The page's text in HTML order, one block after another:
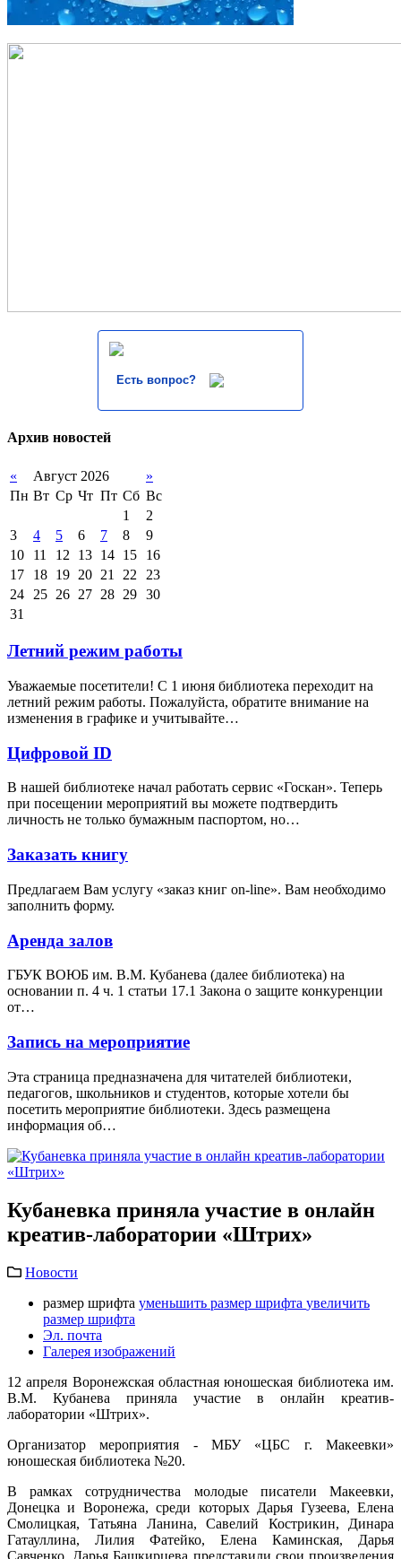
Есть вопрос?
Архив новостей
« Август 2026
»
Пн Вт Ср Чт Пт Сб Вс
1
2
3
4 5 6 7 8
9
10
11 12 13 14 15
16
17
18 19 20 21 22
23
24
25 26 27 28 29 30
31
Летний режим работы
Уважаемые посетители! С 1 июня библиотека переходит на
летний режим работы. Пожалуйста, обратите внимание на
изменения в графике и учитывайте…
Цифровой ID
В нашей библиотеке начал работать сервис «Госкан». Теперь
при посещении мероприятий вы можете подтвердить
личность не только бумажным паспортом, но…
Заказать книгу
Предлагаем Вам услугу «заказ книг on-line». Вам необходимо
заполнить форму.
Аренда залов
ГБУК ВОЮБ им. В.М. Кубанева (далее библиотека) на
основании п. 4 ч. 1 статьи 17.1 Закона о защите конкуренции
от…
Запись на мероприятие
Эта страница предназначена для читателей библиотеки,
педагогов, школьников и студентов, которые хотели бы
посетить мероприятие библиотеки. Здесь размещена
информация об…
Кубаневка приняла участие в онлайн
креатив-лаборатории «Штрих»
Новости
размер шрифта уменьшить размер шрифта увеличить
размер шрифта
Эл. почта
Галерея изображений
12 апреля Воронежская областная юношеская библиотека им.
В.М. Кубанева приняла участие в онлайн креатив-
лаборатории «Штрих».
Организатор мероприятия - МБУ «ЦБС г. Макеевки»
юношеская библиотека №20.
В рамках сотрудничества молодые писатели Макеевки,
Донецка и Воронежа, среди которых Дарья Гузеева, Елена
Смолицкая, Татьяна Ланина, Савелий Кострикин, Динара
Гатауллина, Лилия Фатейко, Елена Каминская, Дарья
Савченко, Дарья Башкирцева представили свои произведения